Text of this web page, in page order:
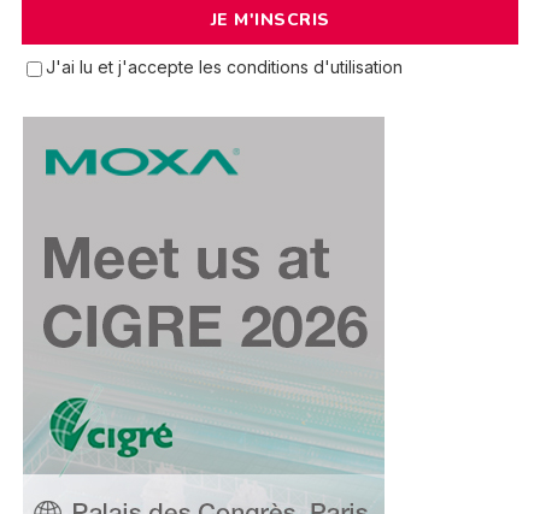
J'ai lu et j'accepte les conditions d'utilisation